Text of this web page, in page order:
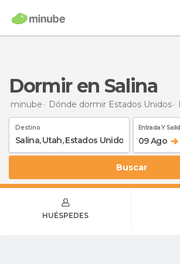
Dormir en Salina
minube Dónde dormir Estados Unidos
Destino Entrada Y
09 Ago
Buscar
HUÉSPEDES